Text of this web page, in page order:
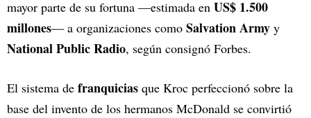
mayor parte de su fortuna —estimada en US$ 1.500
millones— a organizaciones como Salvation Army y
National Public Radio, según consignó Forbes.
El sistema de franquicias que Kroc perfeccionó sobre la
base del invento de los hermanos McDonald se convirtió